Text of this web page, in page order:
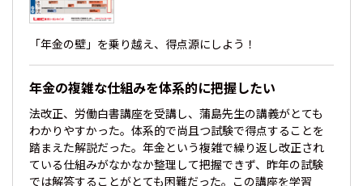
「年金の壁」を乗り越え、得点源にしよう！
年金の複雑な仕組みを体系的に把握したい
法改正、労働白書講座を受講し、蒲島先生の講義がとても
わかりやすかった。体系的で尚且つ試験で得点することを
踏まえた解説だった。年金という複雑で繰り返し改正され
ている仕組みがなかなか整理して把握できず、昨年の試験
では解答することがとても困難だった。この講座を学習